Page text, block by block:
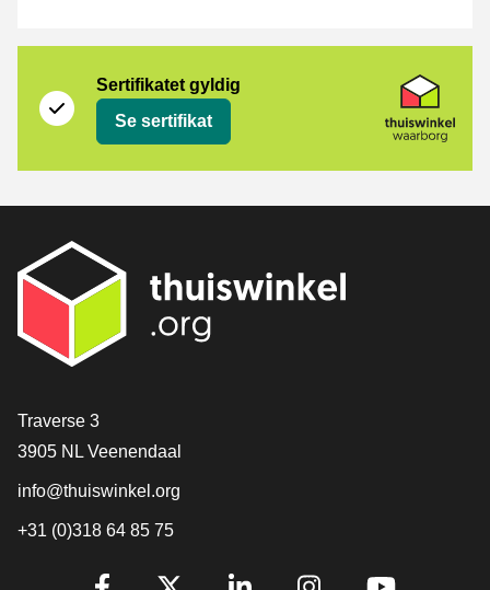
Sertifikatet gyldig
Se sertifikat
[_General:Contact]
Traverse 3
3905 NL Veenendaal
info@thuiswinkel.org
+31 (0)318 64 85 75
[_General:SocialMediaTitle]